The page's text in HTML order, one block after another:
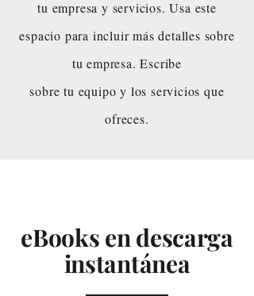
tu empresa y servicios. Usa este
espacio para incluir más detalles sobre
tu empresa. Escribe
sobre tu equipo y los servicios que
ofreces.
eBooks en descarga
instantánea